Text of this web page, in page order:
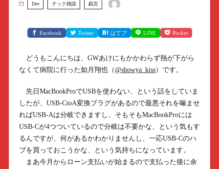
Dev テック雑談 戯言
Facebook Twitter はてブ LINE Pocket
どうもこんにちは、GWあけにもかかわらず熱が下がら
なくて病院に行った如月翔也（@showya_kiss）です。
先日MacBookProでUSBを使わない、という話をしていま
したが、USB-CtoA変換プラグがあるので最悪それを噛ませ
ればUSB-Aは分岐できますし、そもそもMacBookProには
USB-Cが4つついているので分岐は不要かな、という気もす
るんですが、何があるかわかりませんし、一応USB-Cのハ
ブを買っておこうかな、という気持ちになっています。
まあ今月からローン支払いが始まるので支払った後に余